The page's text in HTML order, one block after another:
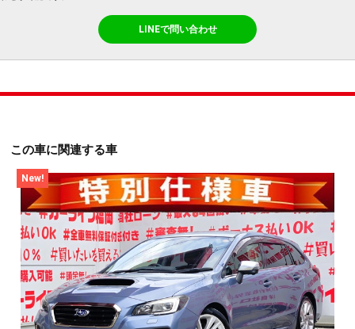
LINEで問い合わせ
この車に関連する車
New!